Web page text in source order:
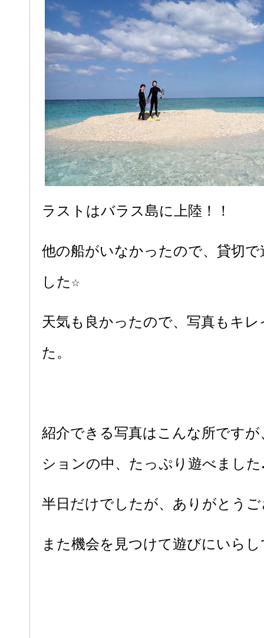
ラストはバラス島に上陸！！
他の船がいなかったので、貸切
した☆
天気も良かったので、写真もキ
た。
紹介できる写真はこんな所です
ションの中、たっぷり遊べまし
半日だけでしたが、ありがとう
また機会を見つけて遊びにいら